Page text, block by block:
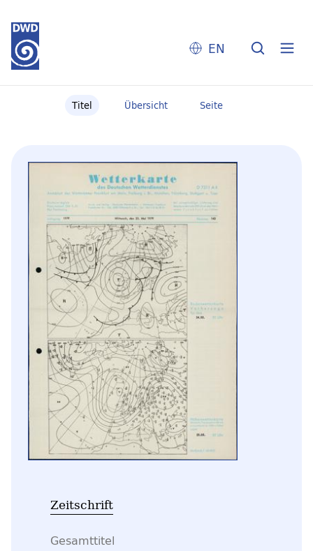
EN
Titel Übersicht Seite
Zeitschrift
Gesamttitel